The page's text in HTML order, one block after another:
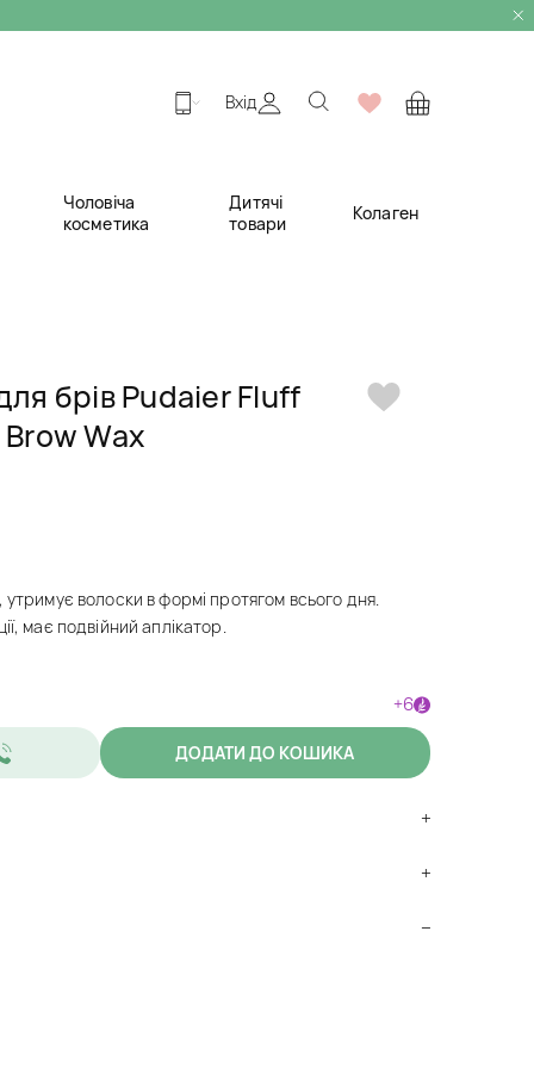
Вхід
Чоловіча
косметика
Дитячі
товари
Колаген
брів Pudaier Fluff
Wax
волоски в формі протягом всього дня.
має подвійний аплікатор.
+6
ДОДАТИ ДО КОШИКА